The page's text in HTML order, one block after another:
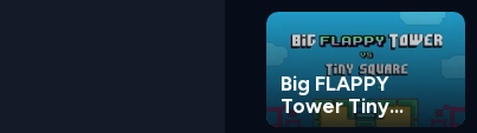
Big FLAPPY
Tower Tiny
Square